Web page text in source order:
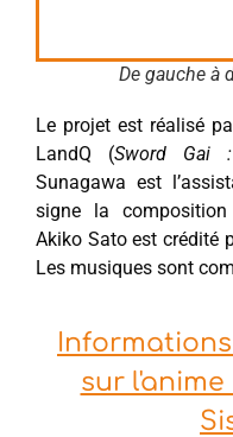
De gauche à
Le projet est réalisé
LandQ (Sword Gai
Sunagawa est
signe la
Akiko Sato est crédité
Les musiques sont
sur